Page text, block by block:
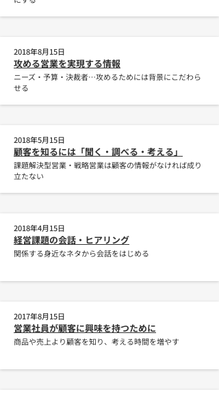
2018年8月15日
攻める営業を実現する情報
ニーズ・予算・決裁者…攻めるためには背景にこだわら
せる
2018年5月15日
顧客を知るには「聞く・調べる・考える」
課題解決型営業・戦略営業は顧客の情報がなければ成り
立たない
2018年4月15日
経営課題の会話・ヒアリング
関係する身近なネタから会話をはじめる
2017年8月15日
営業社員が顧客に興味を持つために
商品や売上より顧客を知り、考える時間を増やす